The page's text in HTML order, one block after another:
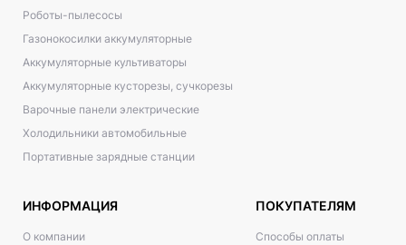
Роботы-пылесосы
Газонокосилки аккумуляторные
Аккумуляторные культиваторы
Аккумуляторные кусторезы, сучкорезы
Варочные панели электрические
Холодильники автомобильные
Портативные зарядные станции
ИНФОРМАЦИЯ
О компании
ПОКУПАТЕЛЯМ
Способы оплаты